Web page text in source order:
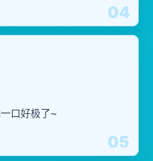
04
05
口好极了~